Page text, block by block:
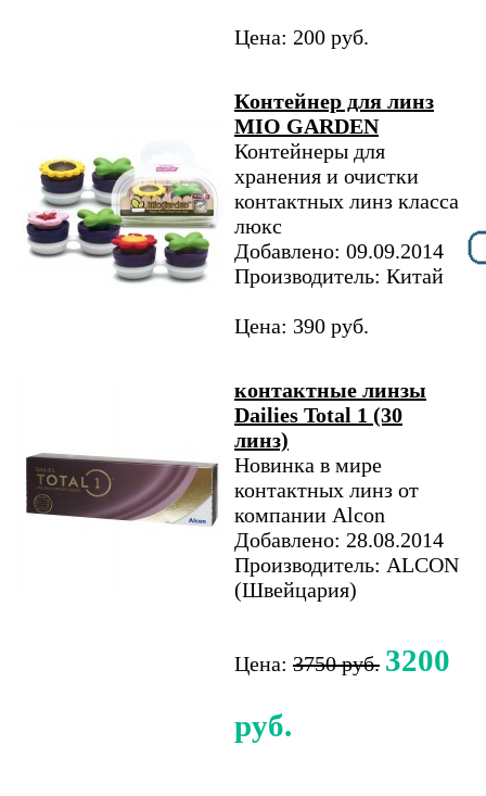
Цена: 200 руб.
Контейнер для линз
MIO GARDEN
Контейнеры для
хранения и очистки
контактных линз класса
люкс
Добавлено: 09.09.2014
Производитель: Китай
Цена: 390 руб.
контактные линзы
Dailies Total 1 (30
линз)
Новинка в мире
контактных линз от
компании Alcon
Добавлено: 28.08.2014
Производитель: ALCON
(Швейцария)
Цена: 3750 руб. 3200
руб.